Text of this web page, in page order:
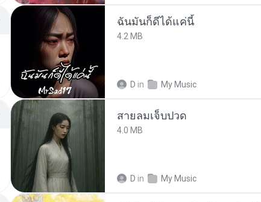
ฉันมันก็ดีได้แค่นี้
4.2 MB
D in My Music
สายลมเจ็บปวด
4.0 MB
D in My Music